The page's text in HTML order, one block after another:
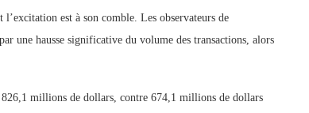
est à son comble. Les observateurs de
une hausse significative du volume des transactions, alors
826,1 millions de dollars, contre 674,1 millions de dollars